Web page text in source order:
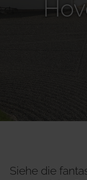
Siehe die